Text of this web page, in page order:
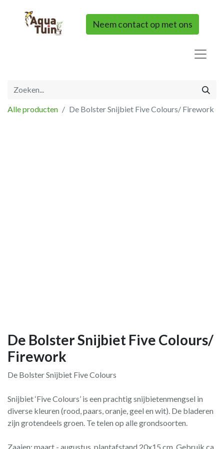
Neem contact op met ons
Alle producten De Bolster Snijbiet Five Colours/ Firework
De Bolster Snijbiet Five Colours/
Firework
De Bolster Snijbiet Five Colours
Snijbiet ‘Five Colours’ is een prachtig snijbietenmengsel in
diverse kleuren (rood, paars, oranje, geel en wit). De bladeren
zijn grotendeels groen. Te telen op alle grondsoorten.
Zaaien: maart - augustus, plantafstand 20x15 cm. Gebruik ca.